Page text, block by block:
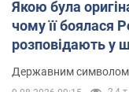
Якою була
чому її боялася
розповідають у
Державним символом